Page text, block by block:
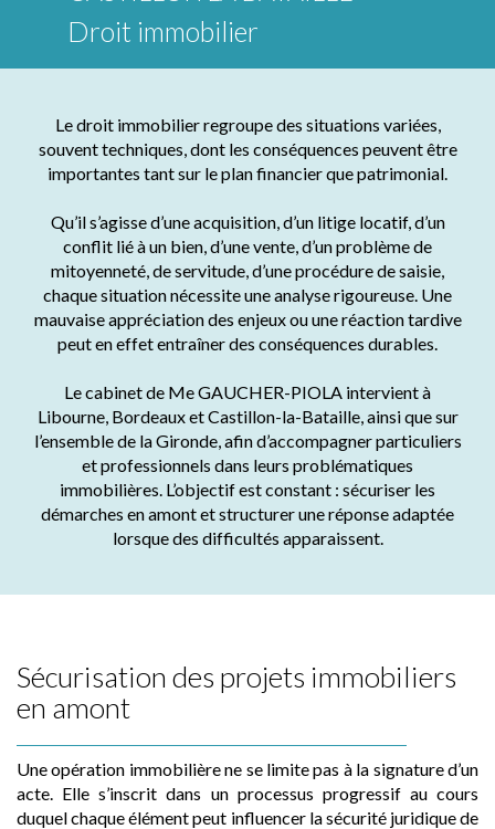
Droit immobilier
Le droit immobilier regroupe des situations variées,
souvent techniques, dont les conséquences peuvent être
importantes tant sur le plan financier que patrimonial.
Qu’il s’agisse d’une acquisition, d’un litige locatif, d’un
conflit lié à un bien, d’une vente, d’un problème de
mitoyenneté, de servitude, d’une procédure de saisie,
chaque situation nécessite une analyse rigoureuse. Une
mauvaise appréciation des enjeux ou une réaction tardive
peut en effet entraîner des conséquences durables.
Le cabinet de Me GAUCHER-PIOLA intervient à
Libourne, Bordeaux et Castillon-la-Bataille, ainsi que sur
l’ensemble de la Gironde, afin d’accompagner particuliers
et professionnels dans leurs problématiques
immobilières. L’objectif est constant : sécuriser les
démarches en amont et structurer une réponse adaptée
lorsque des difficultés apparaissent.
Sécurisation des projets immobiliers
en amont
Une opération immobilière ne se limite pas à la signature d’un
acte. Elle s’inscrit dans un processus progressif au cours
duquel chaque élément peut influencer la sécurité juridique de